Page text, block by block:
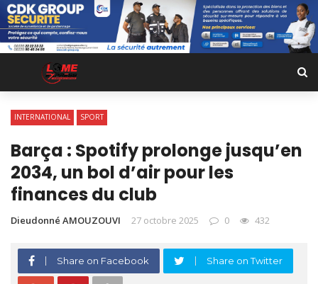
INTERNATIONAL SPORT
Barça : Spotify prolonge jusqu’en
2034, un bol d’air pour les
finances du club
Dieudonné AMOUZOUVI 27 octobre 2025 0 432
Share on Facebook Share on Twitter